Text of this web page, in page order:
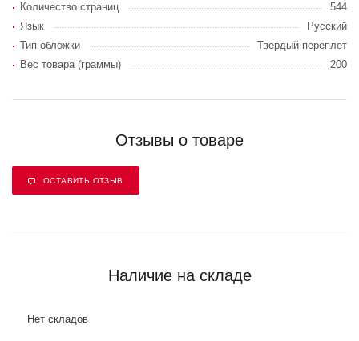
Количество страниц
544
Язык
Русский
Тип обложки
Твердый переплет
Вес товара (граммы)
200
Отзывы о товаре
ОСТАВИТЬ ОТЗЫВ
Наличие на складе
Нет складов